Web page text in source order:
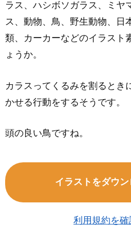
ラス、ハシボソガラス、ミヤ
ス、動物、鳥、野生動物、日
類、カーカーなどのイラスト
ょうか。
カラスってくるみを割るとき
かせる行動をするそうです。
頭の良い鳥ですね。
イラストをダウ
利用規約を確